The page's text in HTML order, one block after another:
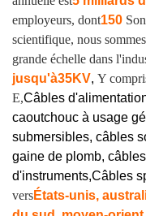
employeurs, dont150
scientifique, nous
grande échelle dans
jusqu'à35KV, Y
E,Câbles
caoutchouc à usage
submersibles, câbles
gaine de plomb,
d'instruments,Câbles
versÉtats-unis,